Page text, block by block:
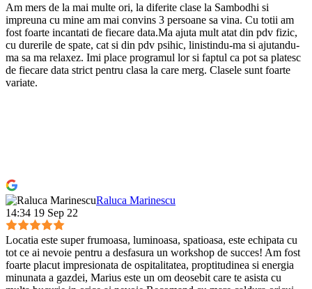
Am mers de la mai multe ori, la diferite clase la Sambodhi si
impreuna cu mine am mai convins 3 persoane sa vina. Cu totii am
fost foarte incantati de fiecare data.Ma ajuta mult atat din pdv fizic,
cu durerile de spate, cat si din pdv psihic, linistindu-ma si ajutandu-
ma sa ma relaxez. Imi place programul lor si faptul ca pot sa platesc
de fiecare data strict pentru clasa la care merg. Clasele sunt foarte
variate.
Raluca Marinescu
14:34 19 Sep 22
Locatia este super frumoasa, luminoasa, spatioasa, este echipata cu
tot ce ai nevoie pentru a desfasura un workshop de succes! Am fost
foarte placut impresionata de ospitalitatea, proptitudinea si energia
minunata a gazdei, Marius este un om deosebit care te asista cu